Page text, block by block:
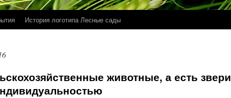
История логотипа Лесные сады
животные, а есть звери